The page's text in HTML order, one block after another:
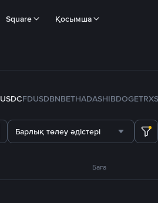
Square Қосымша
USDCFDUSDBNBETHADASHIBDOGETRX
Барлық төлеу әдістері
Баға